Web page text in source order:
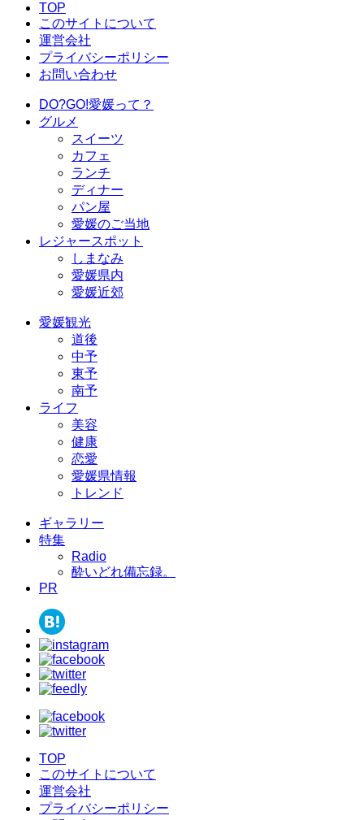
TOP
このサイトについて
運営会社
プライバシーポリシー
お問い合わせ
DO?GO!愛媛って？
グルメ
スイーツ
カフェ
ランチ
ディナー
パン屋
愛媛のご当地
レジャースポット
しまなみ
愛媛県内
愛媛近郊
愛媛観光
道後
中予
東予
南予
ライフ
美容
健康
恋愛
愛媛県情報
トレンド
ギャラリー
特集
Radio
酔いどれ備忘録。
PR
TOP
このサイトについて
運営会社
プライバシーポリシー